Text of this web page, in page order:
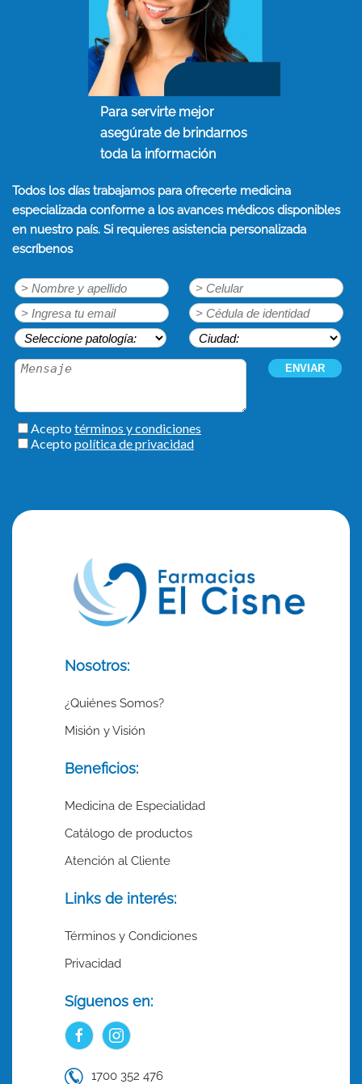
Para servirte mejor
asegúrate de brindarnos
toda la información
Todos los días trabajamos para ofrecerte medicina
especializada conforme a los avances médicos disponibles
en nuestro país. Si requieres asistencia personalizada
escríbenos
Nosotros:
¿Quiénes Somos?
Misión y Visión
Beneficios:
Medicina de Especialidad
Catálogo de productos
Atención al Cliente
Links de interés:
Términos y Condiciones
Privacidad
Síguenos en:
1700 352 476